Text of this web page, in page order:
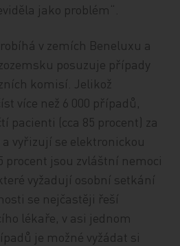
jako problém“.
v zemích Beneluxu a
posuzuje případy
komisí. Jelikož
více než 6 000 případů,
pacienti (cca 85 procent) za
vyřizují se elektronickou
procent jsou zvláštní nemoci
vyžadují osobní setkání
se nejčastěji řeší
lékaře, v asi jednom
je možné vyžádat si